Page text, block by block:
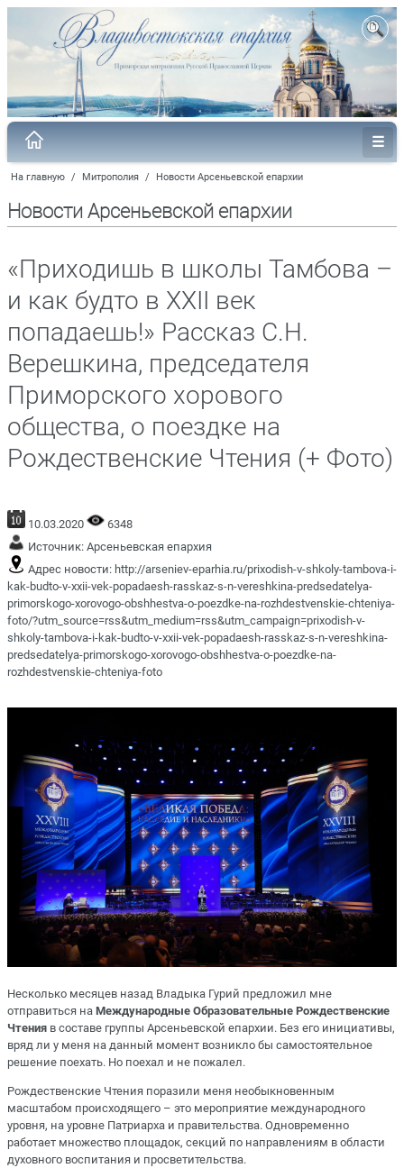
На главную / Митрополия / Новости Арсеньевской епархии
Новости Арсеньевской епархии
«Приходишь в школы Тамбова –
и как будто в XXII век
попадаешь!» Рассказ С.Н.
Верешкина, председателя
Приморского хорового
общества, о поездке на
Рождественские Чтения (+ Фото)
10.03.2020
6348
Источник: Арсеньевская епархия
Адрес новости: http://arseniev-eparhia.ru/prixodish-v-shkoly-tambova-i-
kak-budto-v-xxii-vek-popadaesh-rasskaz-s-n-vereshkina-predsedatelya-
primorskogo-xorovogo-obshhestva-o-poezdke-na-rozhdestvenskie-chteniya-
foto/?utm_source=rss&utm_medium=rss&utm_campaign=prixodish-v-
shkoly-tambova-i-kak-budto-v-xxii-vek-popadaesh-rasskaz-s-n-vereshkina-
predsedatelya-primorskogo-xorovogo-obshhestva-o-poezdke-na-
rozhdestvenskie-chteniya-foto
Несколько месяцев назад Владыка Гурий предложил мне
отправиться на Международные Образовательные Рождественские
Чтения в составе группы Арсеньевской епархии. Без его инициативы,
вряд ли у меня на данный момент возникло бы самостоятельное
решение поехать. Но поехал и не пожалел.
Рождественские Чтения поразили меня необыкновенным
масштабом происходящего – это мероприятие международного
уровня, на уровне Патриарха и правительства. Одновременно
работает множество площадок, секций по направлениям в области
духовного воспитания и просветительства.